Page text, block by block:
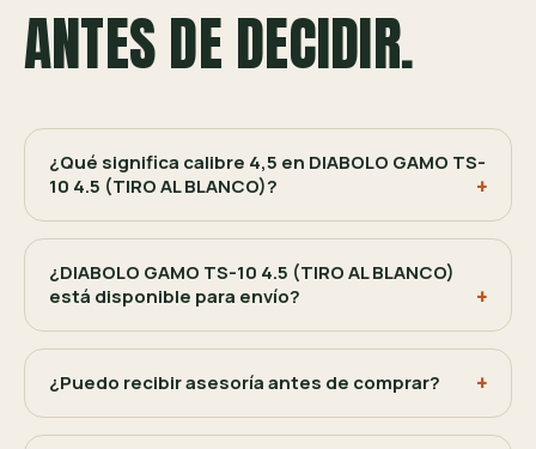
ANTES DE DECIDIR.
¿Qué significa calibre 4,5 en DIABOLO GAMO TS-
10 4.5 (TIRO AL BLANCO)?
¿DIABOLO GAMO TS-10 4.5 (TIRO AL BLANCO)
está disponible para envío?
¿Puedo recibir asesoría antes de comprar?